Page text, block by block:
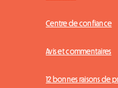
Centre de confiance
Avis et commentaires
12 bonnes raisons de